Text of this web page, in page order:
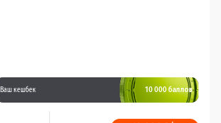
Ваш кешбек 10 000 баллов